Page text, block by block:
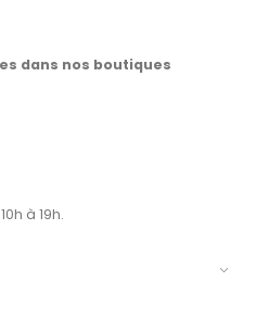
dans nos boutiques
à 19h.